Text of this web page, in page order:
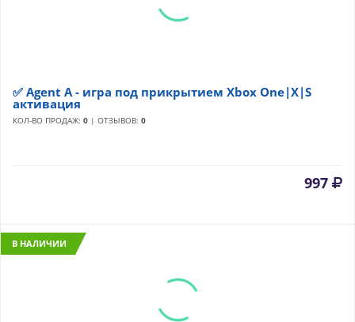
✅ Agent A - игра под прикрытием Xbox One|X|S
активация
КОЛ-ВО ПРОДАЖ: 0 | ОТЗЫВОВ: 0
997
В НАЛИЧИИ